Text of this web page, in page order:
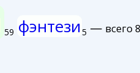
59 фэнтези5 — всего 8